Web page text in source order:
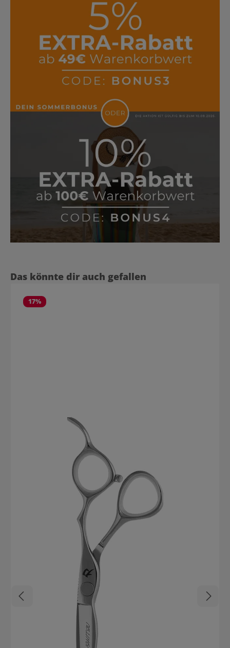
Produktgalerie überspringen
Das könnte dir auch gefallen
17%